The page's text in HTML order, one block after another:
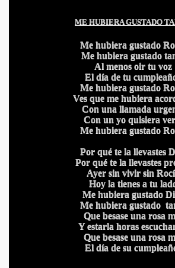
ME HUBIERA GUSTADO
Me hubiera gustado
Me hubiera gustado
Al menos oir tu voz
El día de tu
Me hubiera gustado
Ves que me hubiera
Con una llamada
Con un yo quisiera
Me hubiera gustado
Por qué te la llevastes
Por qué te la llevastes
Ayer sin vivir sin
Hoy la tienes a tu
Me hubiera gustado
Me hubiera gustado
Que besase una rosa
Y estarla horas
Que besase una rosa
El día de su